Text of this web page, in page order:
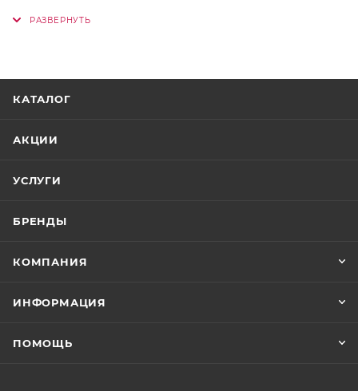
КАТАЛОГ
АКЦИИ
УСЛУГИ
БРЕНДЫ
КОМПАНИЯ
ИНФОРМАЦИЯ
ПОМОЩЬ